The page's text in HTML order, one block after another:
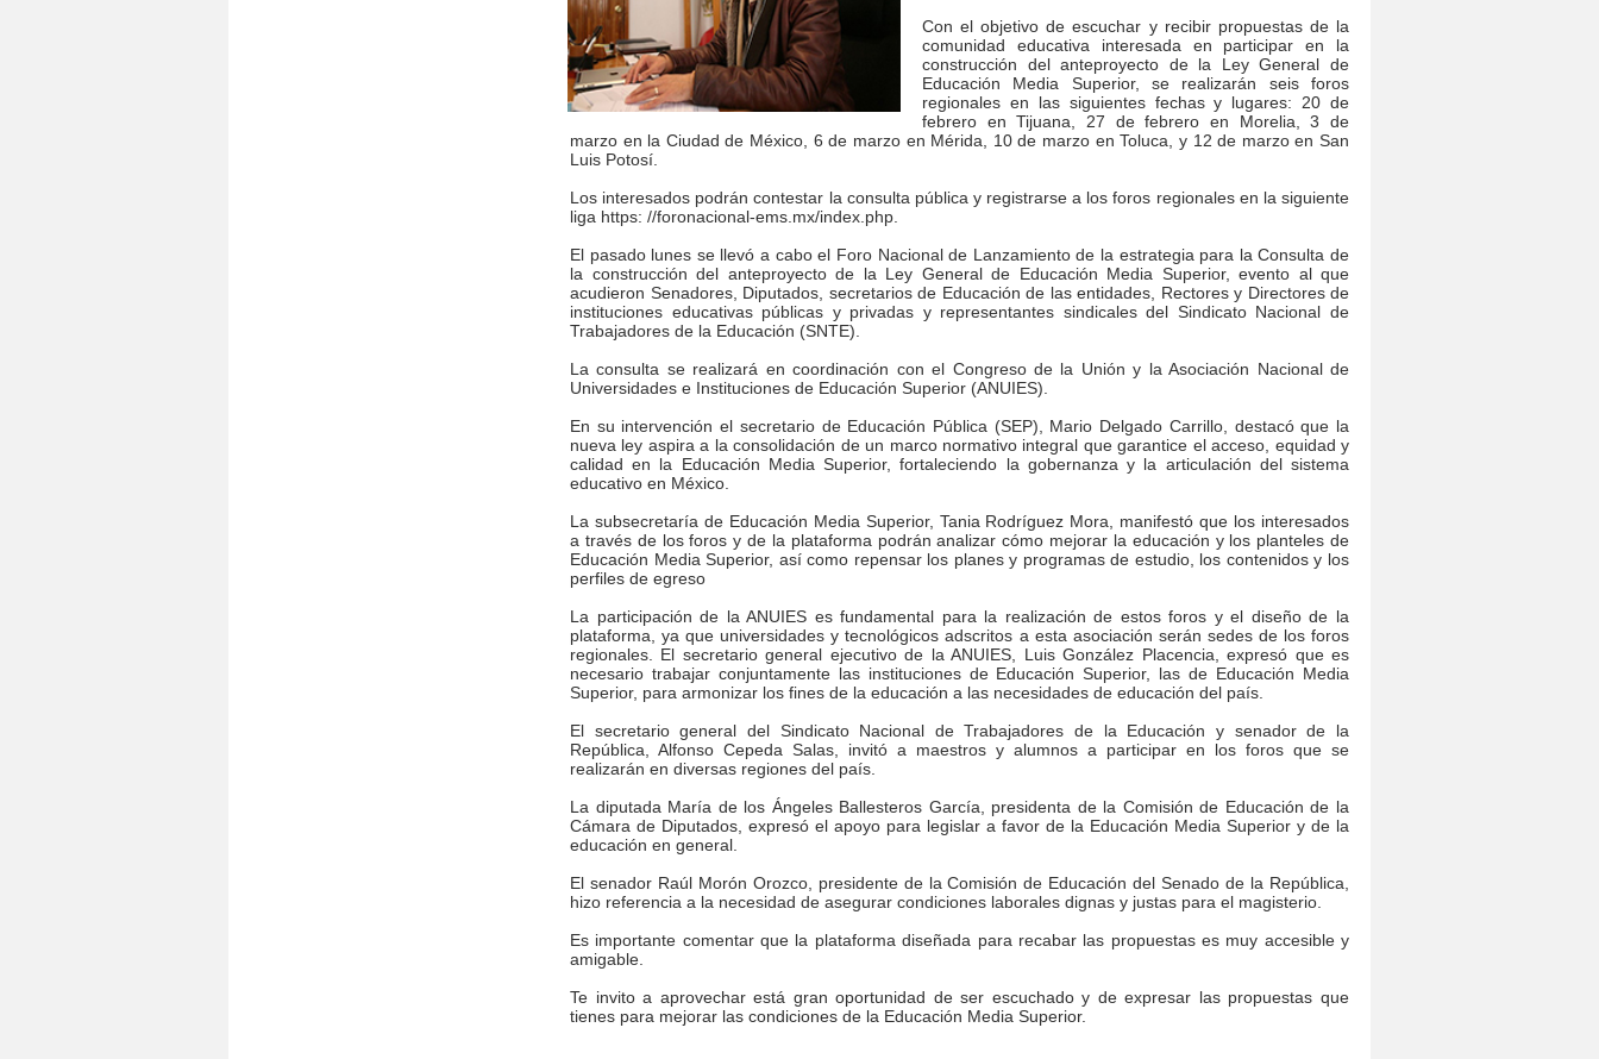
Con el objetivo de escuchar y recibir propuestas de la
comunidad educativa interesada en participar en la
construcción del anteproyecto de la Ley General de
Educación Media Superior, se realizarán seis foros
regionales en las siguientes fechas y lugares: 20 de
febrero en Tijuana, 27 de febrero en Morelia, 3 de
marzo en la Ciudad de México, 6 de marzo en Mérida, 10 de marzo en Toluca, y 12 de marzo en San
Luis Potosí.
Los interesados podrán contestar la consulta pública y registrarse a los foros regionales en la siguiente
liga https: //foronacional-ems.mx/index.php.
El pasado lunes se llevó a cabo el Foro Nacional de Lanzamiento de la estrategia para la Consulta de
la construcción del anteproyecto de la Ley General de Educación Media Superior, evento al que
acudieron Senadores, Diputados, secretarios de Educación de las entidades, Rectores y Directores de
instituciones educativas públicas y privadas y representantes sindicales del Sindicato Nacional de
Trabajadores de la Educación (SNTE).
La consulta se realizará en coordinación con el Congreso de la Unión y la Asociación Nacional de
Universidades e Instituciones de Educación Superior (ANUIES).
En su intervención el secretario de Educación Pública (SEP), Mario Delgado Carrillo, destacó que la
nueva ley aspira a la consolidación de un marco normativo integral que garantice el acceso, equidad y
calidad en la Educación Media Superior, fortaleciendo la gobernanza y la articulación del sistema
educativo en México.
La subsecretaría de Educación Media Superior, Tania Rodríguez Mora, manifestó que los interesados
a través de los foros y de la plataforma podrán analizar cómo mejorar la educación y los planteles de
Educación Media Superior, así como repensar los planes y programas de estudio, los contenidos y los
perfiles de egreso
La participación de la ANUIES es fundamental para la realización de estos foros y el diseño de la
plataforma, ya que universidades y tecnológicos adscritos a esta asociación serán sedes de los foros
regionales. El secretario general ejecutivo de la ANUIES, Luis González Placencia, expresó que es
necesario trabajar conjuntamente las instituciones de Educación Superior, las de Educación Media
Superior, para armonizar los fines de la educación a las necesidades de educación del país.
El secretario general del Sindicato Nacional de Trabajadores de la Educación y senador de la
República, Alfonso Cepeda Salas, invitó a maestros y alumnos a participar en los foros que se
realizarán en diversas regiones del país.
La diputada María de los Ángeles Ballesteros García, presidenta de la Comisión de Educación de la
Cámara de Diputados, expresó el apoyo para legislar a favor de la Educación Media Superior y de la
educación en general.
El senador Raúl Morón Orozco, presidente de la Comisión de Educación del Senado de la República,
hizo referencia a la necesidad de asegurar condiciones laborales dignas y justas para el magisterio.
Es importante comentar que la plataforma diseñada para recabar las propuestas es muy accesible y
amigable.
Te invito a aprovechar está gran oportunidad de ser escuchado y de expresar las propuestas que
tienes para mejorar las condiciones de la Educación Media Superior.